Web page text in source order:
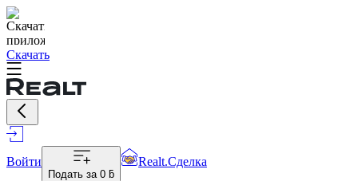
Скачать
Войти
Подать за 0 ƃ
Realt.Сделка